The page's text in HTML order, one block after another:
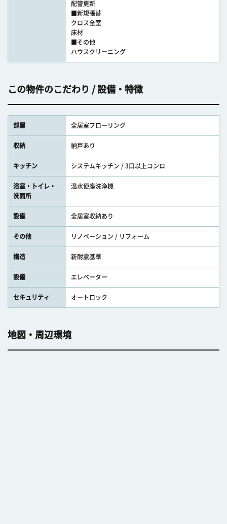
配管更新
■新規張替
クロス全室
床材
■その他
ハウスクリーニング
この物件のこだわり / 設備・特徴
部屋 全居室フローリング
収納 納戸あり
キッチン システムキッチン / 3口以上コンロ
浴室・トイレ・
洗面所
温水便座洗浄機
設備 全居室収納あり
その他 リノベーション / リフォーム
構造 新耐震基準
設備 エレベーター
セキュリティ オートロック
地図・周辺環境